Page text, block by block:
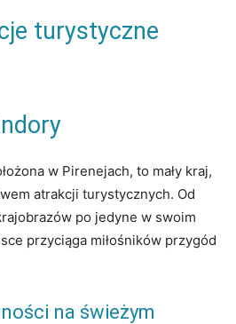
turystyczne
w Pirenejach, ⁣to mały kraj,
atrakcji turystycznych. Od‌
po jedyne w swoim
przyciąga miłośników przygód
na świeżym⁤